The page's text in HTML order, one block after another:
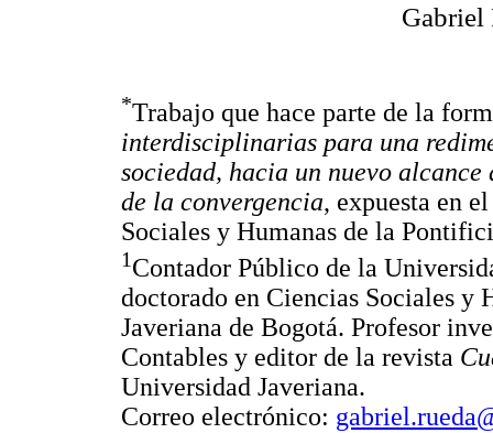
Gabriel
*Trabajo que hace parte de la
interdisciplinarias para una
sociedad, hacia un nuevo
de la convergencia, expuesta en
Sociales y Humanas de la
1Contador Público de la
doctorado en Ciencias Sociales y
Javeriana de Bogotá. Profesor
Contables y editor de la revista
Universidad Javeriana.
Correo electrónico: